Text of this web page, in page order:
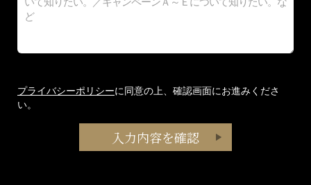
プライバシーポリシーに同意の上、確認画面にお進みくださ
い。